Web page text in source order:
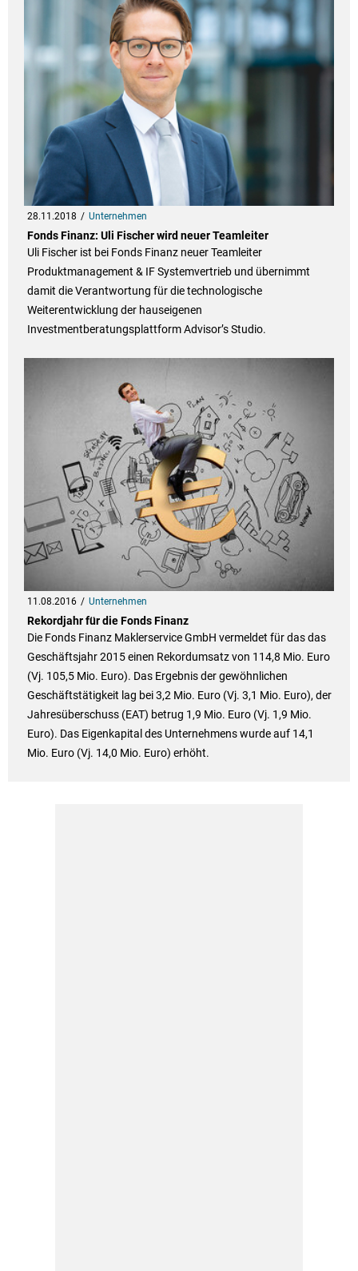
28.11.2018 Unternehmen
Fonds Finanz: Uli Fischer wird neuer Teamleiter
Uli Fischer ist bei Fonds Finanz neuer Teamleiter
Produktmanagement & IF Systemvertrieb und übernimmt
damit die Verantwortung für die technologische
Weiterentwicklung der hauseigenen
Investmentberatungsplattform Advisor’s Studio.
11.08.2016 Unternehmen
Rekordjahr für die Fonds Finanz
Die Fonds Finanz Maklerservice GmbH vermeldet für das das
Geschäftsjahr 2015 einen Rekordumsatz von 114,8 Mio. Euro
(Vj. 105,5 Mio. Euro). Das Ergebnis der gewöhnlichen
Geschäftstätigkeit lag bei 3,2 Mio. Euro (Vj. 3,1 Mio. Euro), der
Jahresüberschuss (EAT) betrug 1,9 Mio. Euro (Vj. 1,9 Mio.
Euro). Das Eigenkapital des Unternehmens wurde auf 14,1
Mio. Euro (Vj. 14,0 Mio. Euro) erhöht.